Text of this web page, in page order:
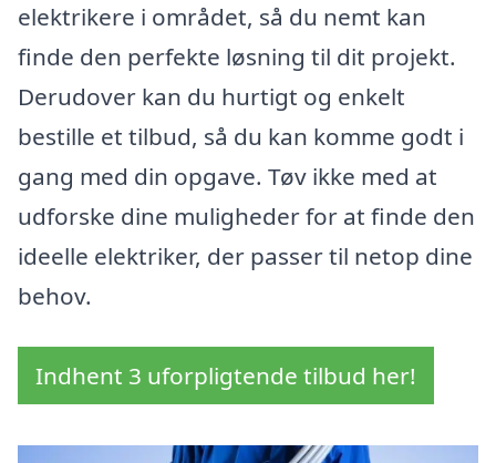
elektrikere i området, så du nemt kan
finde den perfekte løsning til dit projekt.
Derudover kan du hurtigt og enkelt
bestille et tilbud, så du kan komme godt i
gang med din opgave. Tøv ikke med at
udforske dine muligheder for at finde den
ideelle elektriker, der passer til netop dine
behov.
Indhent 3 uforpligtende tilbud her!